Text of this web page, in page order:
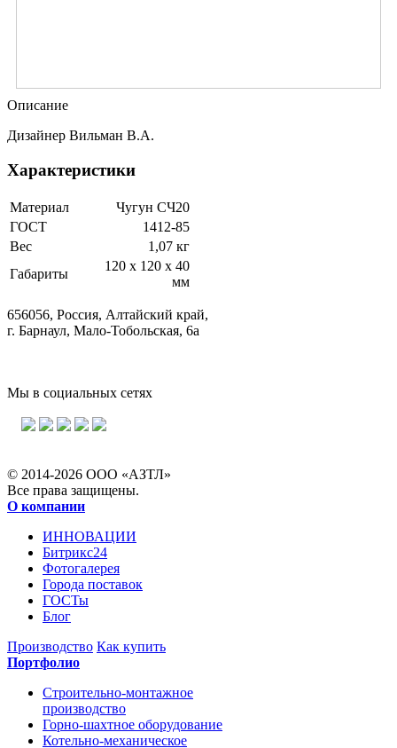
Описание
Дизайнер Вильман В.А.
Характеристики
Материал
Чугун СЧ20
ГОСТ
1412-85
Вес
1,07 кг
Габариты
120 х 120 х 40
мм
656056, Россия, Алтайский край,
г. Барнаул, Мало-Тобольская, 6а
Мы в социальных сетях
© 2014-2026 ООО «АЗТЛ»
Все права защищены.
О компании
ИННОВАЦИИ
Битрикс24
Фотогалерея
Города поставок
ГОСТы
Блог
Производство Как купить
Портфолио
Строительно-монтажное
производство
Горно-шахтное оборудование
Котельно-механическое